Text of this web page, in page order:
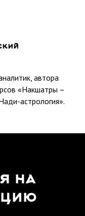
автора
«Накшатры –
астрология».
на